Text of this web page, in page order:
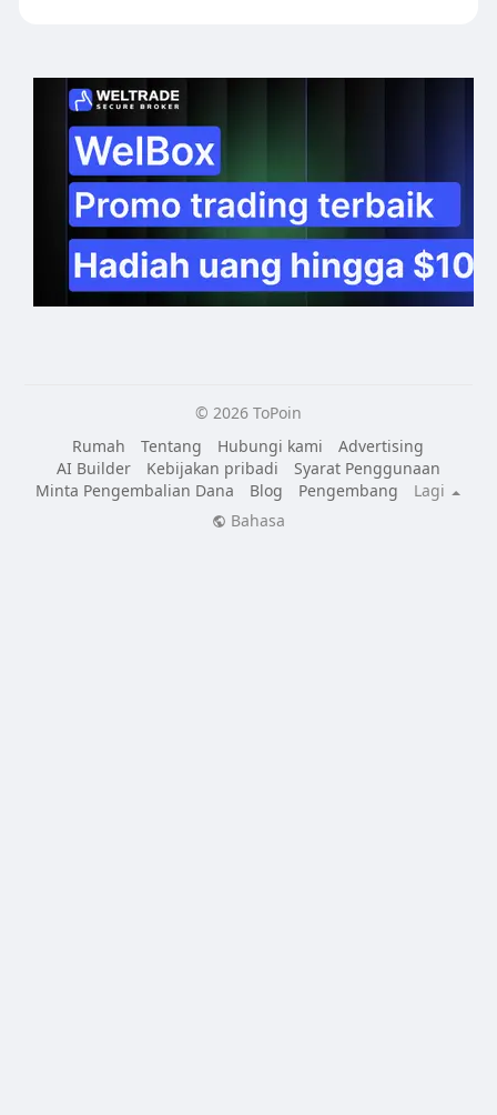
© 2026 ToPoin
Rumah
Tentang Hubungi kami
Advertising
AI Builder
Kebijakan pribadi
Syarat Penggunaan
Minta Pengembalian Dana
Blog Pengembang
Lagi
Bahasa